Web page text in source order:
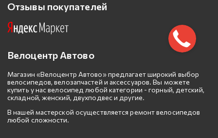
Отзывы покупателей
Велоцентр Автово
Магазин «Велоцентр Автово» предлагает широкий выбор
велосипедов, велозапчастей и аксессуаров. Вы можете
купить у нас велосипед любой категории - горный, детский,
складной, женский, двухподвес и другие.
В нашей мастерской осуществляется ремонт велосипедов
любой сложности.